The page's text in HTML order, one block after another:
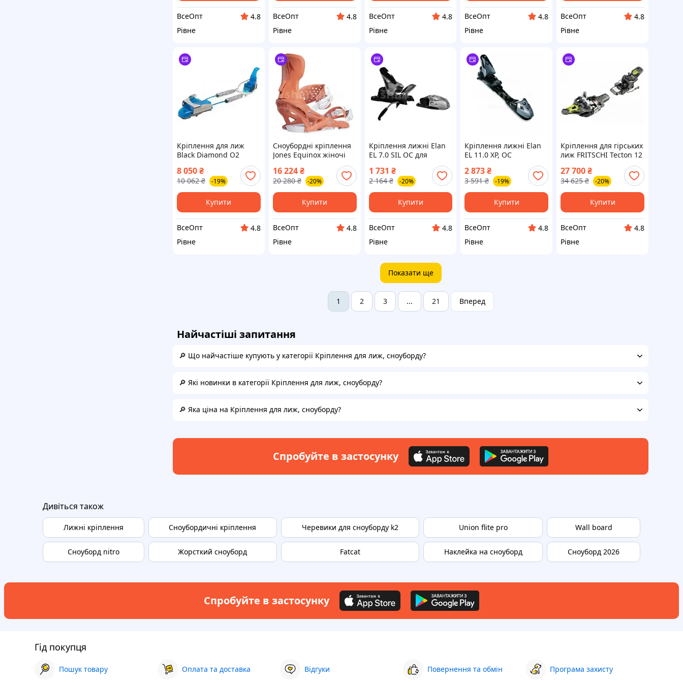
ВсеОпт
4.8
Рівне
ВсеОпт
4.8
Рівне
ВсеОпт
4.8
Рівне
ВсеОпт
4.8
Рівне
ВсеОпт
4.8
Рівне
Кріплення для лиж
Black Diamond O2
Bindings, для скитуру,
для горных лыж
8 050₴
10 062 ₴ -19%
Купити
ВсеОпт
4.8
Рівне
Сноубордні кріплення
Jones Equinox жіночі
середнього рівня
16 224₴
20 280 ₴ -20%
Купити
ВсеОпт
4.8
Рівне
Кріплення лижні Elan
EL 7.0 SIL OC для
1 731 ₴
2 164 ₴ -20%
Купити
ВсеОпт
4.8
Рівне
Кріплення лижні Elan
EL 11.0 XP, OC
фрирайд
2 873₴
3 591 ₴ -19%
Купити
ВсеОпт
4.8
Рівне
Кріплення для гірських
лиж FRITSCHI Tecton 12
100, Скітур, DIN 5-12
27 700₴
34 625 ₴ -20%
Купити
ВсеОпт
4.8
Рівне
Показати ще
1 2 3 ... 21 Вперед
Найчастіші запитання
🔎 Що найчастіше купують у категорії Кріплення для лиж, сноуборду?
🔎 Які новинки в категорії Кріплення для лиж, сноуборду?
🔎 Яка ціна на Кріплення для лиж, сноуборду?
Спробуйте в застосунку
Дивіться також
Лижні кріплення
Сноуборд nitro
Сноубордичні кріплення
Жорсткий сноуборд
Черевики для сноуборду k2
Fatcat
Union flite pro
Наклейка на сноуборд
Wall board
Сноуборд 2026
Спробуйте в застосунку
Гід покупця
Пошук товару Оплата та доставка Відгуки Повернення та обмін Програма захисту